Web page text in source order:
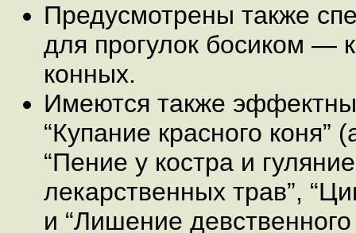
Предусмотрены также
для прогулок босиком —
конных.
Имеются также
“Купание красного коня”
“Пение у костра и
лекарственных трав”,
и “Лишение